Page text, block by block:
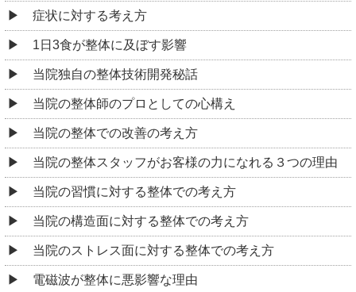
症状に対する考え方
1日3食が整体に及ぼす影響
当院独自の整体技術開発秘話
当院の整体師のプロとしての心構え
当院の整体での改善の考え方
当院の整体スタッフがお客様の力になれる３つの理由
当院の習慣に対する整体での考え方
当院の構造面に対する整体での考え方
当院のストレス面に対する整体での考え方
電磁波が整体に悪影響な理由